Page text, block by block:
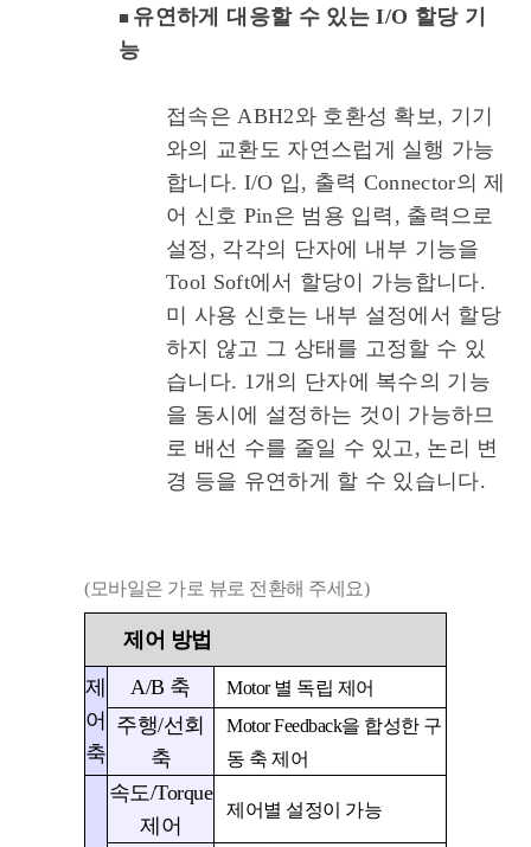
■ 유연하게 대응할 수 있는 I/O 할당 기
능
접속은 ABH2와 호환성 확보, 기기
와의 교환도 자연스럽게 실행 가능
합니다. I/O 입, 출력 Connector의 제
어 신호 Pin은 범용 입력, 출력으로
설정, 각각의 단자에 내부 기능을
Tool Soft에서 할당이 가능합니다.
미 사용 신호는 내부 설정에서 할당
하지 않고 그 상태를 고정할 수 있
습니다. 1개의 단자에 복수의 기능
을 동시에 설정하는 것이 가능하므
로 배선 수를 줄일 수 있고, 논리 변
경 등을 유연하게 할 수 있습니다.
(모바일은 가로 뷰로 전환해 주세요)
제어 방법
제
어
축
A/B 축 Motor별 독립 제어
주행/선회
축
Motor Feedback을 합성한 구
동 축 제어
속도/Torque
제어
제어별 설정이 가능